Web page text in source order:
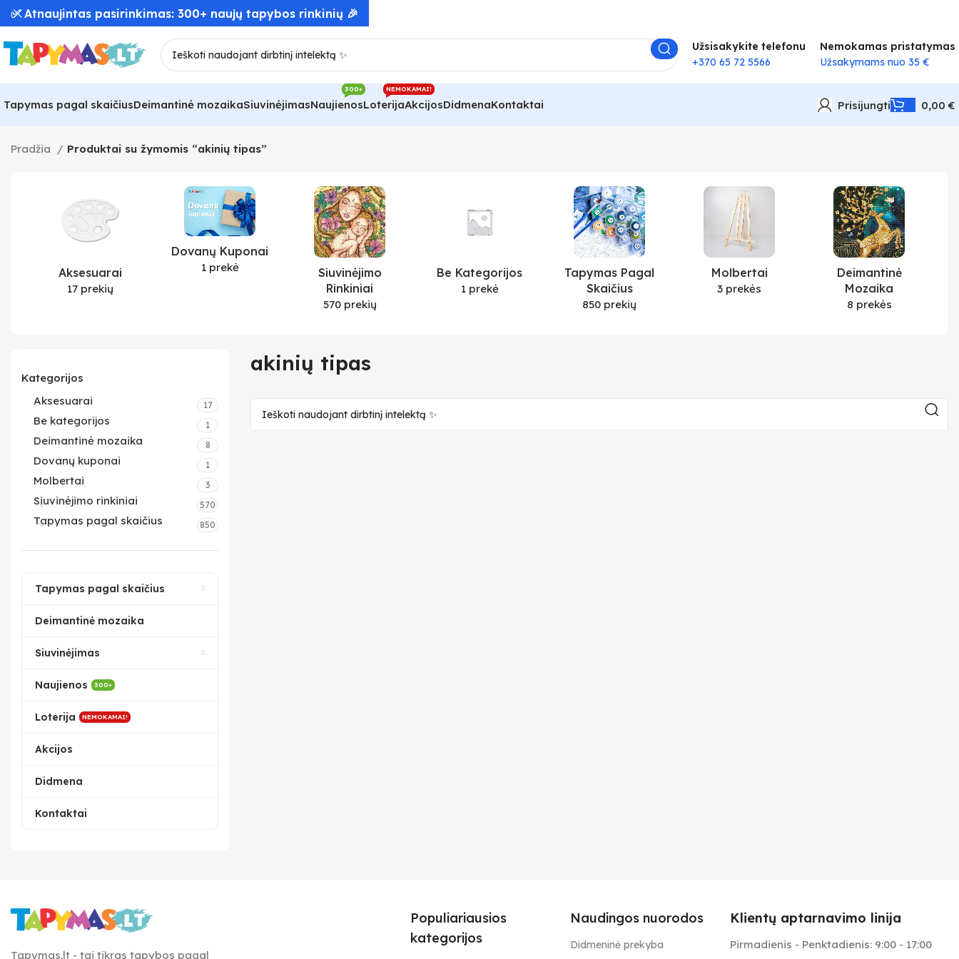
Užsisakykite telefonu
+370 65 72 5566
Nemokamas pristatymas
Užsakymams nuo 35 €
Tapymas pagal skaičiusDeimantinė mozaikaSiuvinėjimasNaujienos
300+
Loterija
NEMOKAMAI!
AkcijosDidmenaKontaktai Prisijungti 0,00€
Pradžia Produktai su žymomis “akinių tipas”
Aksesuarai
17 prekių
Dovanų Kuponai
1 prekė
Siuvinėjimo
Rinkiniai
570 prekių
Be Kategorijos
1 prekė
Tapymas Pagal
Skaičius
850 prekių
Molbertai
3 prekės
Deimantinė
Mozaika
8 prekės
Kategorijos
Aksesuarai
17
Be kategorijos 1
Deimantinė mozaika 8
Dovanų kuponai 1
Molbertai 3
Siuvinėjimo rinkiniai 570
Tapymas pagal skaičius 850
Tapymas pagal skaičius
Deimantinė mozaika
Siuvinėjimas
Naujienos 300+
Loterija NEMOKAMAI!
Akcijos
Didmena
Kontaktai
akinių tipas
Tapymas.lt - tai tikras tapybos pagal
Populiariausios
kategorijos
Naudingos nuorodos
Didmeninė prekyba
Klientų aptarnavimo linija
Pirmadienis - Penktadienis: 9:00 - 17:00
✅ Atnaujintas pasirinkimas: 300+ naujų tapybos rinkinių 🎉